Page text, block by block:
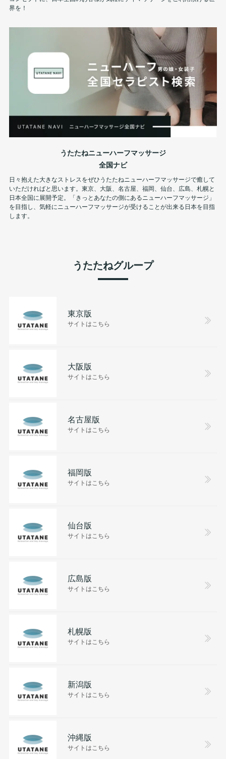
界を！
うたたねニューハーフマッサージ
全国ナビ
日々抱えた大きなストレスをぜひうたたねニューハーフマッサージで癒して
いただければと思います。東京、大阪、名古屋、福岡、仙台、広島、札幌と
日本全国に展開予定。「きっとあなたの側にあるニューハーフマッサージ」
を目指し、気軽にニューハーフマッサージが受けることが出来る日本を目指
します。
うたたねグループ
東京版
サイトはこちら
大阪版
サイトはこちら
名古屋版
サイトはこちら
福岡版
サイトはこちら
仙台版
サイトはこちら
広島版
サイトはこちら
札幌版
サイトはこちら
新潟版
サイトはこちら
沖縄版
サイトはこちら